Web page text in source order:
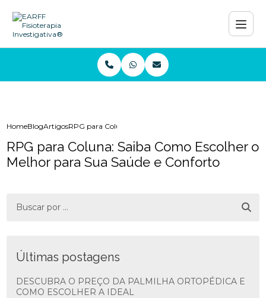
HomeBlogArtigosRPG para Coluna: Saiba Como Escolher o Melhor para
RPG para Coluna: Saiba Como Escolher o
Melhor para Sua Saúde e Conforto
Últimas postagens
DESCUBRA O PREÇO DA PALMILHA ORTOPÉDICA E
COMO ESCOLHER A IDEAL